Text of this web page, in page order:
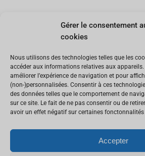
Gérer le consentement
cookies
Nous utilisons des technologies telles que les
accéder aux informations relatives aux
améliorer l’expérience de navigation et pour
(non-)personnalisées. Consentir à ces
des données telles que le comportement de
sur ce site. Le fait de ne pas consentir ou de
avoir un effet négatif sur certaines
Accepter